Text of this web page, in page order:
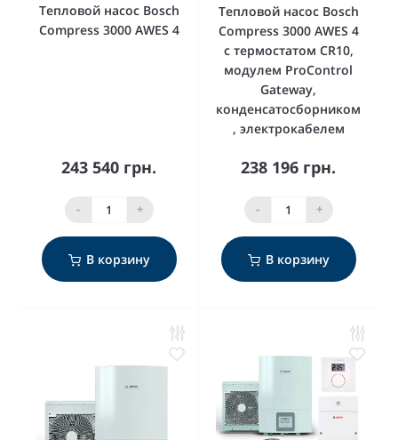
Тепловой насос Bosch
Compress 3000 AWES 4
243 540 грн.
- +
В корзину
Тепловой насос Bosch
Compress 3000 AWES 4
с термостатом CR10,
модулем ProControl
Gateway,
конденсатосборником
, электрокабелем
238 196 грн.
- +
В корзину